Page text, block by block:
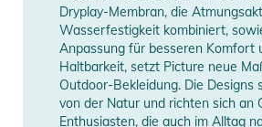
Dryplay-Membran, die
Wasserfestigkeit kombiniert,
Anpassung für besseren Komfort
Haltbarkeit, setzt Picture neue
Outdoor-Bekleidung. Die Designs
von der Natur und richten sich an
Enthusiasten, die auch im Alltag